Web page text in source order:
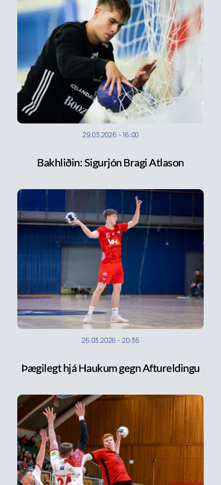
29.03.2026 -16:00
Bakhliðin: Sigurjón Bragi Atlason
26.03.2026 - 20:36
Þægilegt hjá Haukum gegn Aftureldingu